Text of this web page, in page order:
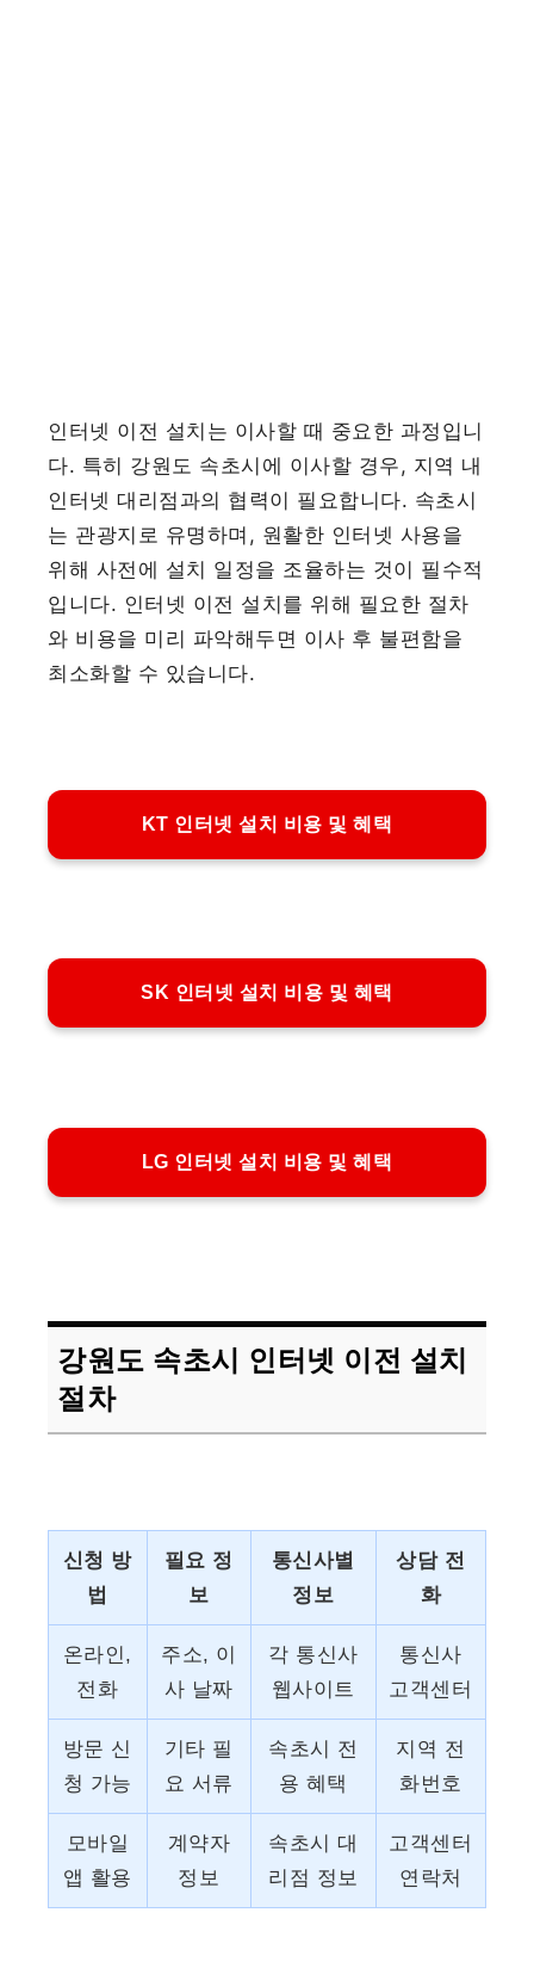
인터넷 이전 설치는 이사할 때 중요한 과정입니
다. 특히 강원도 속초시에 이사할 경우, 지역 내
인터넷 대리점과의 협력이 필요합니다. 속초시
는 관광지로 유명하며, 원활한 인터넷 사용을
위해 사전에 설치 일정을 조율하는 것이 필수적
입니다. 인터넷 이전 설치를 위해 필요한 절차
와 비용을 미리 파악해두면 이사 후 불편함을
최소화할 수 있습니다.
KT 인터넷 설치 비용 및 혜택
SK 인터넷 설치 비용 및 혜택
LG 인터넷 설치 비용 및 혜택
강원도 속초시 인터넷 이전 설치
절차
신청 방
법
필요 정
보
통신사별
정보
상담 전
화
온라인,
전화
주소, 이
사 날짜
각 통신사
웹사이트
통신사
고객센터
방문 신
청 가능
기타 필
요 서류
속초시 전
용 혜택
지역 전
화번호
모바일
앱 활용
계약자
정보
속초시 대
리점 정보
고객센터
연락처